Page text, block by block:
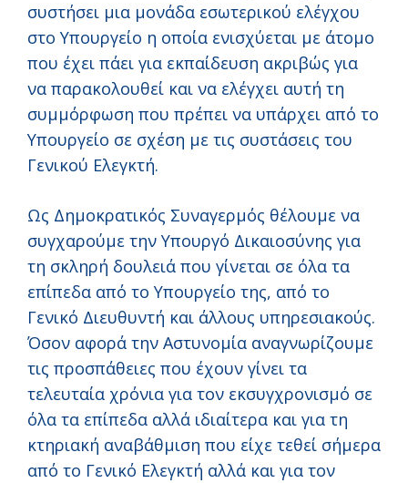
συστήσει μια μονάδα εσωτερικού ελέγχου
στο Υπουργείο η οποία ενισχύεται με άτομο
που έχει πάει για εκπαίδευση ακριβώς για
να παρακολουθεί και να ελέγχει αυτή τη
συμμόρφωση που πρέπει να υπάρχει από το
Υπουργείο σε σχέση με τις συστάσεις του
Γενικού Ελεγκτή.
Ως Δημοκρατικός Συναγερμός θέλουμε να
συγχαρούμε την Υπουργό Δικαιοσύνης για
τη σκληρή δουλειά που γίνεται σε όλα τα
επίπεδα από το Υπουργείο της, από το
Γενικό Διευθυντή και άλλους υπηρεσιακούς.
Όσον αφορά την Αστυνομία αναγνωρίζουμε
τις προσπάθειες που έχουν γίνει τα
τελευταία χρόνια για τον εκσυγχρονισμό σε
όλα τα επίπεδα αλλά ιδιαίτερα και για τη
κτηριακή αναβάθμιση που είχε τεθεί σήμερα
από το Γενικό Ελεγκτή αλλά και για τον